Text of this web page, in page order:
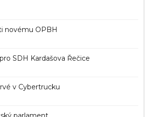
novému OPBH
SDH Kardašova Řečice
v Cybertrucku